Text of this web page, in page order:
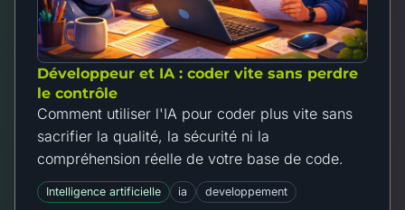
Développeur et IA : coder vite sans perdre
le contrôle
Comment utiliser l'IA pour coder plus vite sans
sacrifier la qualité, la sécurité ni la
compréhension réelle de votre base de code.
Intelligence artificielle ia
developpement